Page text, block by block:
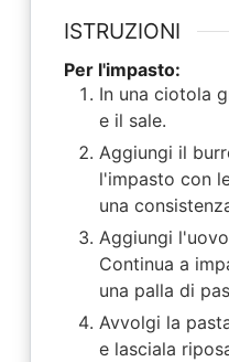
ISTRUZIONI
Per l'impasto:
In una ciotola
e il sale.
Aggiungi il
l'impasto con
una
Aggiungi
Continua a
una palla di
Avvolgi la
e lasciala